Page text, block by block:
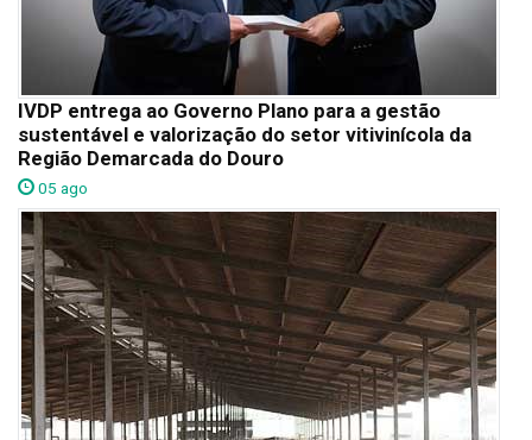
IVDP entrega ao Governo Plano para a gestão
sustentável e valorização do setor vitivinícola da
Região Demarcada do Douro
05 ago